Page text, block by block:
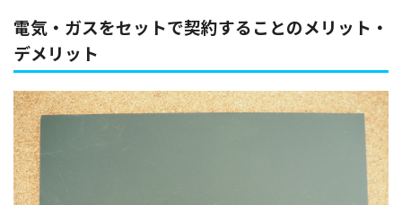
電気・ガスをセットで契約することのメリット・
デメリット